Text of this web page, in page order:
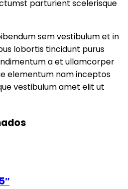
parturient scelerisque
sem vestibulum et in
lobortis tincidunt purus
a et ullamcorper
elementum nam inceptos
vestibulum amet elit ut